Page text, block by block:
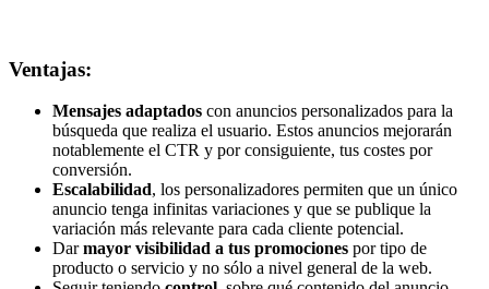
Ventajas:
Mensajes adaptados con anuncios personalizados para la
búsqueda que realiza el usuario. Estos anuncios mejorarán
notablemente el CTR y por consiguiente, tus costes por
conversión.
Escalabilidad, los personalizadores permiten que un único
anuncio tenga infinitas variaciones y que se publique la
variación más relevante para cada cliente potencial.
Darmayor visibilidad a tus promociones por tipo de
producto o servicio y no sólo a nivel general de la web.